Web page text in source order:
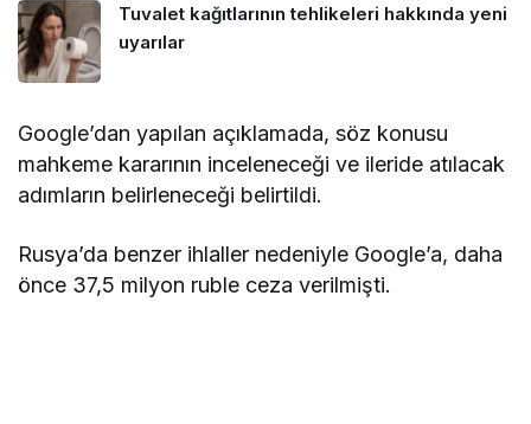
Tuvalet kağıtlarının tehlikeleri hakkında yeni
uyarılar
Google’dan yapılan açıklamada, söz konusu
mahkeme kararının inceleneceği ve ileride atılacak
adımların belirleneceği belirtildi.
Rusya’da benzer ihlaller nedeniyle Google’a, daha
önce 37,5 milyon ruble ceza verilmişti.